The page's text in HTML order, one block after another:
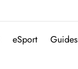
eSport Guides